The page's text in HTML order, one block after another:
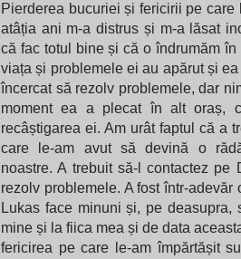
Pierderea bucuriei și fericirii pe
atâția ani m-a distrus și m-a lăsat
că fac totul bine și că o îndrumăm
viața și problemele ei au apărut și
încercat să rezolv problemele, dar
moment ea a plecat în alt oraș,
recâștigarea ei. Am urât faptul că a
care le-am avut să devină o
noastre. A trebuit să-l contactez pe
rezolv problemele. A fost într-
Lukas face minuni și, pe
mine și la fiica mea și de data
fericirea pe care le-am împărtășit